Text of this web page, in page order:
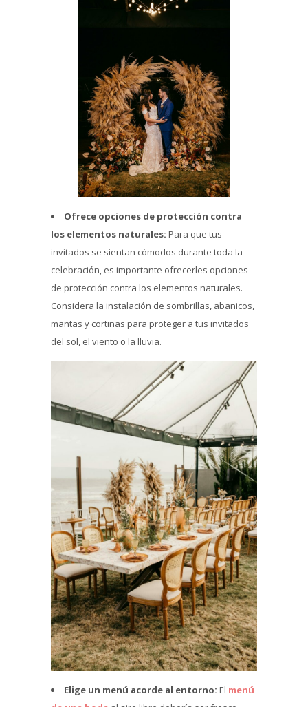
Ofrece opciones de protección contra
los elementos naturales: Para que tus
invitados se sientan cómodos durante toda la
celebración, es importante ofrecerles opciones
de protección contra los elementos naturales.
Considera la instalación de sombrillas, abanicos,
mantas y cortinas para proteger a tus invitados
del sol, el viento o la lluvia.
Elige un menú acorde al entorno: El menú